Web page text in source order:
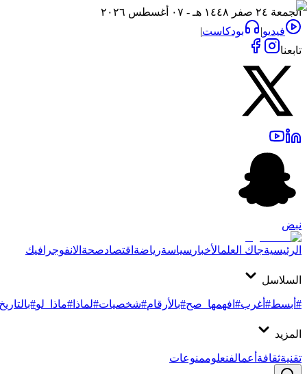
الجمعة ٢٤ صفر ١٤٤٨ هـ - ٠٧ أغسطس ٢٠٢٦
فيديو| بودكاست|
تابعنا
نبض
الرئيسيةجاك العلمالأخبار سياسةرياضةاقتصادصحةالانفوجرافيك
السلاسل
#أبسط#أغرب#افهمها_صح#بالأرقام#شخصيات#لماذا #ماذا_لو#بالتاريخ
المزيد
تقنيةثقافةأعمالفنعلوممنوعات